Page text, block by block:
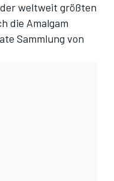
weltweit größten
die Amalgam
Sammlung von